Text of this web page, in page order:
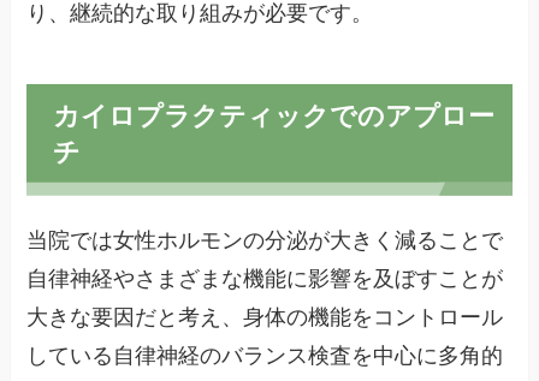
り、継続的な取り組みが必要です。
カイロプラクティックでのアプロー
チ
当院では女性ホルモンの分泌が大きく減ることで
自律神経やさまざまな機能に影響を及ぼすことが
大きな要因だと考え、身体の機能をコントロール
している自律神経のバランス検査を中心に多角的